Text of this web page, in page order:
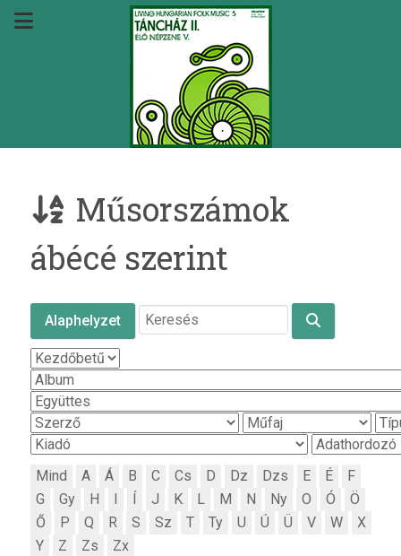
Műsorszámok
ábécé szerint
Alaphelyzet
Mind A Á B C Cs D Dz Dzs E É
F
G
Gy H J K L M N Ny O Ó
Ö
Ő
P Q R S Sz T Ty U Ú Ü V W
X
Y
Z Zs Zx